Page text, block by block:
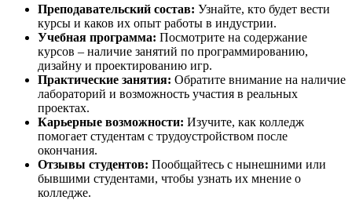
Преподавательский состав: Узнайте, кто будет вести
курсы и каков их опыт работы в индустрии.
Учебная программа: Посмотрите на содержание
курсов – наличие занятий по программированию,
дизайну и проектированию игр.
Практические занятия: Обратите внимание на наличие
лабораторий и возможность участия в реальных
проектах.
Карьерные возможности: Изучите, как колледж
помогает студентам с трудоустройством после
окончания.
Отзывы студентов: Пообщайтесь с нынешними или
бывшими студентами, чтобы узнать их мнение о
колледже.